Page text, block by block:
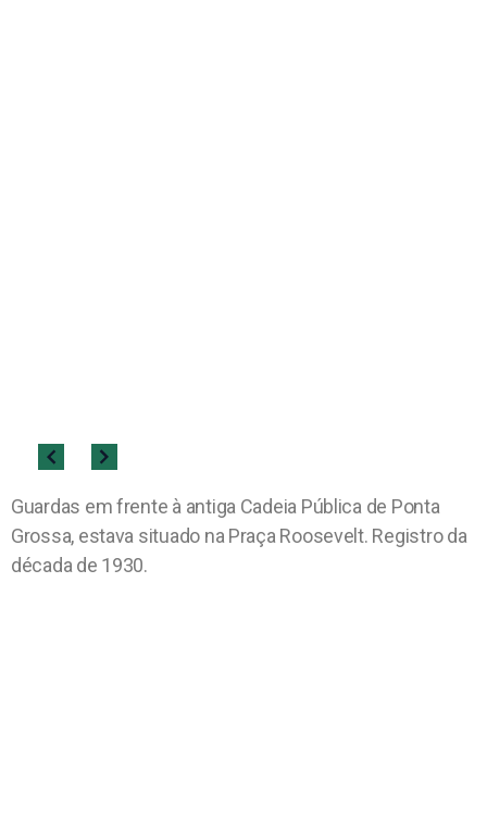
Guardas em frente à antiga Cadeia Pública de Ponta
Grossa, estava situado na Praça Roosevelt. Registro da
década de 1930.